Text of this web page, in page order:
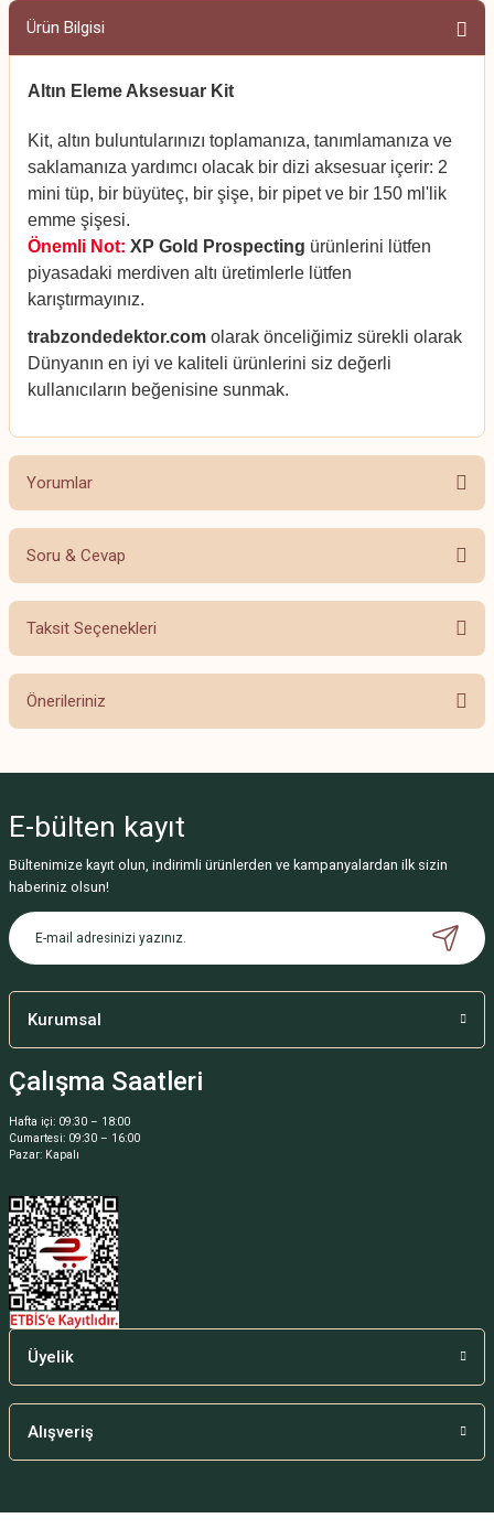
Ürün Bilgisi
Altın Eleme Aksesuar Kit
Kit, altın buluntularınızı toplamanıza, tanımlamanıza ve
saklamanıza yardımcı olacak bir dizi aksesuar içerir: 2
mini tüp, bir büyüteç, bir şişe, bir pipet ve bir 150 ml'lik
emme şişesi.
Önemli Not: XP Gold Prospecting ürünlerini lütfen
piyasadaki merdiven altı üretimlerle lütfen
karıştırmayınız.
trabzondedektor.com olarak önceliğimiz sürekli olarak
Dünyanın en iyi ve kaliteli ürünlerini siz değerli
kullanıcıların beğenisine sunmak.
Yorumlar
Bu ürüne ilk yorumu siz yapın!
Soru & Cevap
Ürün hakkında henüz soru sorulmamış.
Taksit Seçenekleri
Önerileriniz
Görüş ve önerileriniz için teşekkür ederiz.
Ürün resmi kalitesiz, bozuk veya görüntülenemiyor.
Ürün açıklamasında eksik bilgiler bulunuyor.
Ürün bilgilerinde hatalar bulunuyor.
E-bülten kayıt
Bültenimize kayıt olun, indirimli ürünlerden ve kampanyalardan ilk sizin
haberiniz olsun!
Kurumsal
Çalışma Saatleri
Hafta içi: 09:30 – 18:00
Cumartesi: 09:30 – 16:00
Pazar: Kapalı
Üyelik
Alışveriş